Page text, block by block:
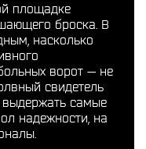
площадке
броска. В
насколько
ворот — не
свидетель
выдержать самые
надежности, на